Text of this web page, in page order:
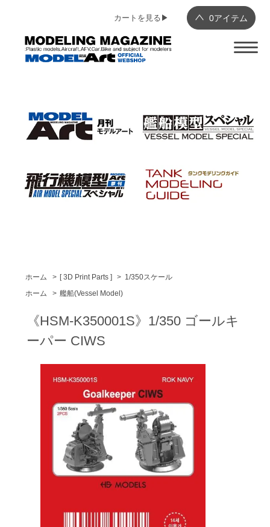
0アイテム
カートを見る▶︎
ホーム > [ 3D Print Parts ] > 1/350スケール
ホーム
> 艦船(Vessel Model)
《HSM-K350001S》1/350 ゴールキ
ーパー CIWS